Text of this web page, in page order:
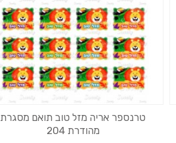
טרנספר אריה מזל טוב תואם מסגרת
מהודרת 204